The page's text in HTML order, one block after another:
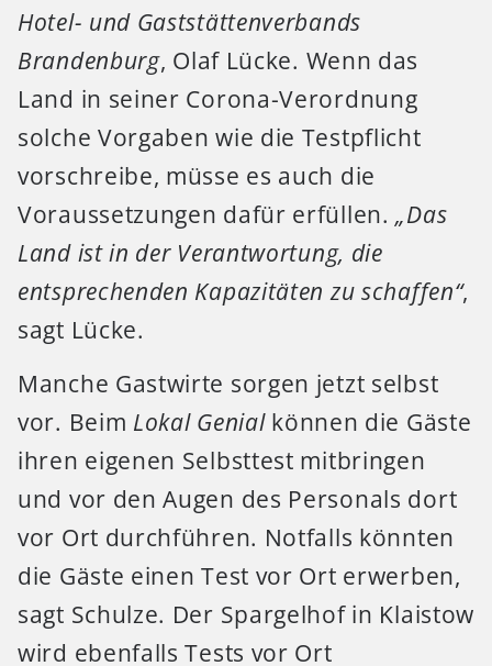
Hotel- und Gaststättenverbands
Brandenburg, Olaf Lücke. Wenn das
Land in seiner Corona-Verordnung
solche Vorgaben wie die Testpflicht
vorschreibe, müsse es auch die
Voraussetzungen dafür erfüllen.„Das
Land ist in der Verantwortung, die
entsprechenden Kapazitäten zu schaffen“,
sagt Lücke.
Manche Gastwirte sorgen jetzt selbst
vor. Beim Lokal Genialkönnen die Gäste
ihren eigenen Selbsttest mitbringen
und vor den Augen des Personals dort
vor Ort durchführen. Notfalls könnten
die Gäste einen Test vor Ort erwerben,
sagt Schulze. Der Spargelhof in Klaistow
wird ebenfalls Tests vor Ort